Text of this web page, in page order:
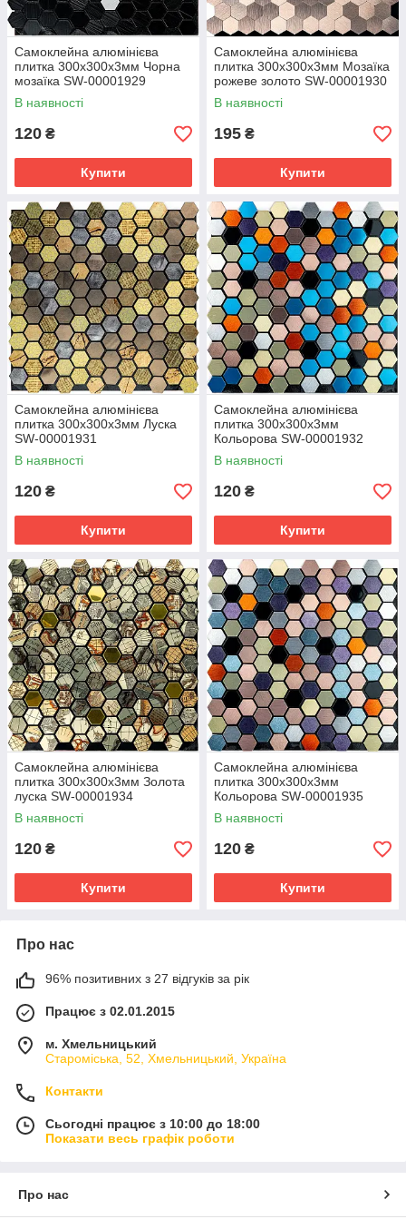
Самоклейна алюмінієва
плитка 300х300х3мм Чорна
мозаїка SW-00001929
В наявності
120 ₴
Купити
Самоклейна алюмінієва
плитка 300х300х3мм Мозаїка
рожеве золото SW-00001930
(D)
В наявності
195 ₴
Купити
Самоклейна алюмінієва
плитка 300х300х3мм Луска
SW-00001931
В наявності
120 ₴
Купити
Самоклейна алюмінієва
плитка 300х300х3мм
Кольорова SW-00001932
В наявності
120 ₴
Купити
Самоклейна алюмінієва
плитка 300х300х3мм Золота
луска SW-00001934
В наявності
120 ₴
Купити
Самоклейна алюмінієва
плитка 300х300х3мм
Кольорова SW-00001935
В наявності
120 ₴
Купити
Про нас
96% позитивних з 27 відгуків за рік
Працює з 02.01.2015
м. Хмельницький
Староміська, 52, Хмельницький, Україна
Контакти
Сьогодні працює з 10:00 до 18:00
Показати весь графік роботи
Про нас